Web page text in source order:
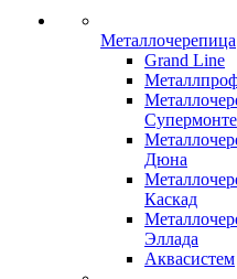
Металлочерепица
Grand Line
Дюна
Каскад
Эллада
Аквасистем